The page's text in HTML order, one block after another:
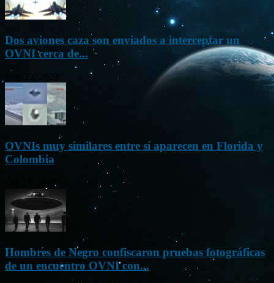
Dos aviones caza son enviados a interceptar un
OVNI cerca de...
OVNIs muy similares entre sí aparecen en Florida y
Colombia
Oct 23, 2023
Hombres de Negro confiscaron pruebas fotográficas
de un encuentro OVNI con...